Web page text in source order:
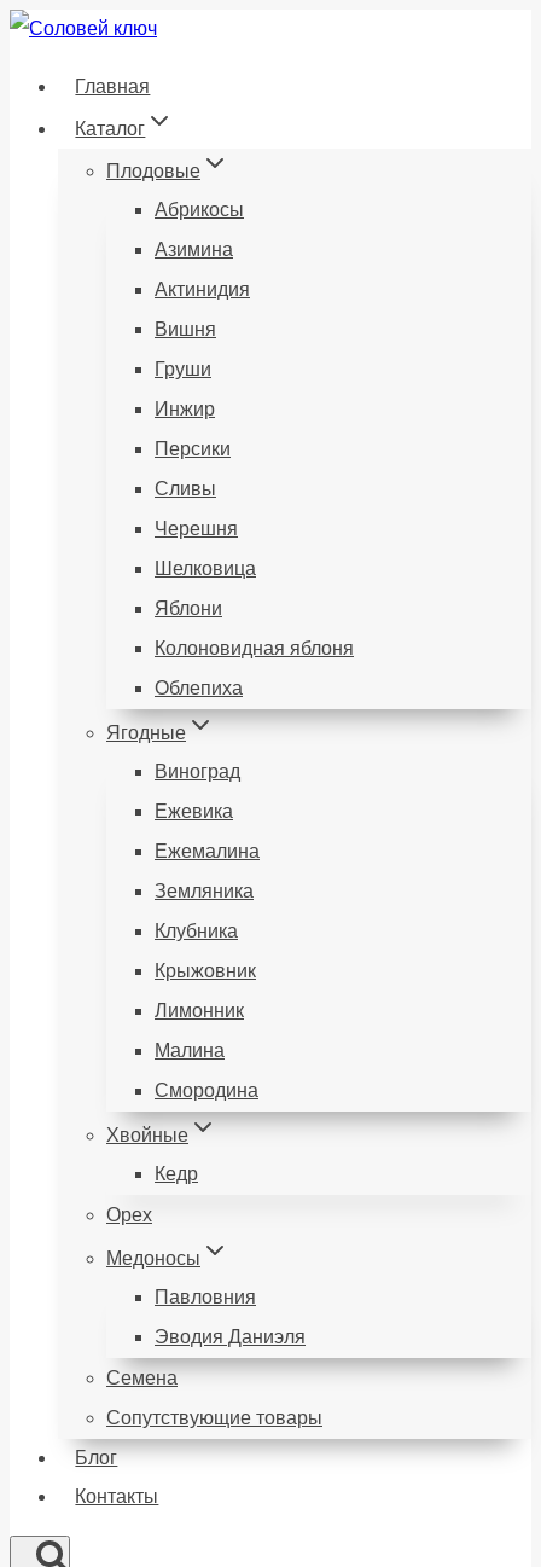
Перейти
Главная
Каталог
Плодовые
Абрикосы
Азимина
Актинидия
Вишня
Груши
Инжир
Персики
Сливы
Черешня
Шелковица
Яблони
Колоновидная яблоня
Облепиха
Ягодные
Виноград
Ежевика
Ежемалина
Земляника
Клубника
Крыжовник
Лимонник
Малина
Смородина
Хвойные
Кедр
Орех
Медоносы
Павловния
Эводия Даниэля
Семена
Сопутствующие товары
Блог
Контакты